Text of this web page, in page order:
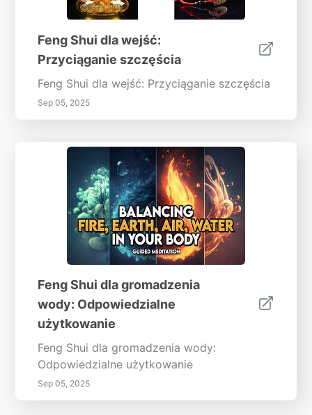
Feng Shui dla wejść:
Przyciąganie szczęścia
Feng Shui dla wejść: Przyciąganie szczęścia
Sep 05, 2025
Feng Shui dla gromadzenia
wody: Odpowiedzialne
użytkowanie
Feng Shui dla gromadzenia wody:
Odpowiedzialne użytkowanie
Sep 05, 2025